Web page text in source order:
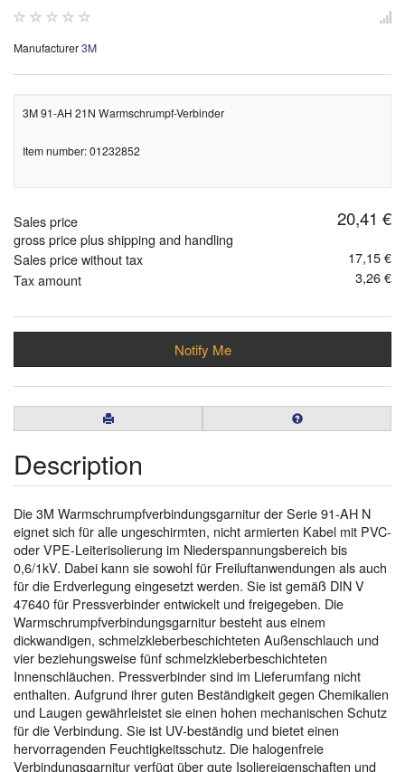
Manufacturer3M
3M 91-AH 21N Warmschrumpf-Verbinder
Item number: 01232852
Sales price 20,41 €
gross price plus shipping and handling
Sales price without tax
17,15 €
Tax amount
3,26 €
Notify Me
Description
Die 3M Warmschrumpfverbindungsgarnitur der Serie 91-AH N
eignet sich für alle ungeschirmten, nicht armierten Kabel mit PVC-
oder VPE-Leiterisolierung im Niederspannungsbereich bis
0,6/1kV. Dabei kann sie sowohl für Freiluftanwendungen als auch
für die Erdverlegung eingesetzt werden. Sie ist gemäß DIN V
47640 für Pressverbinder entwickelt und freigegeben. Die
Warmschrumpfverbindungsgarnitur besteht aus einem
dickwandigen, schmelzkleberbeschichteten Außenschlauch und
vier beziehungsweise fünf schmelzkleberbeschichteten
Innenschläuchen. Pressverbinder sind im Lieferumfang nicht
enthalten. Aufgrund ihrer guten Beständigkeit gegen Chemikalien
und Laugen gewährleistet sie einen hohen mechanischen Schutz
für die Verbindung. Sie ist UV-beständig und bietet einen
hervorragenden Feuchtigkeitsschutz. Die halogenfreie
Verbindungsgarnitur verfügt über gute Isoliereigenschaften und